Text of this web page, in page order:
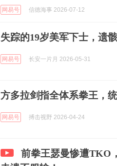
网易号 信德海事 2026-07-12
失踪的19岁美军下士，遗
网易号 长安一片月 2026-05-31
方多拉剑指全体系拳王，
网易号 搏击视野 2026-04-24
前拳王瑟曼惨遭TKO